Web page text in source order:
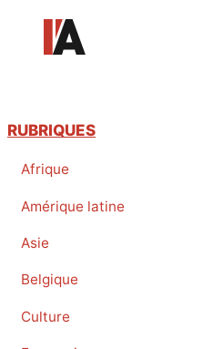
RUBRIQUES
Afrique
Amérique latine
Asie
Belgique
Culture